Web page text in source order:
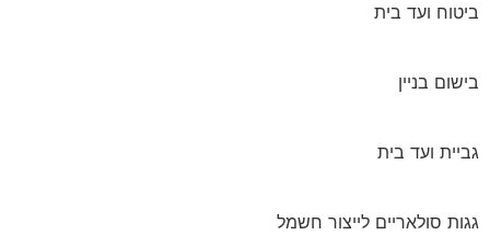
ביטוח ועד בית
בישום בניין
גביית ועד בית
גגות סולאריים לייצור חשמל